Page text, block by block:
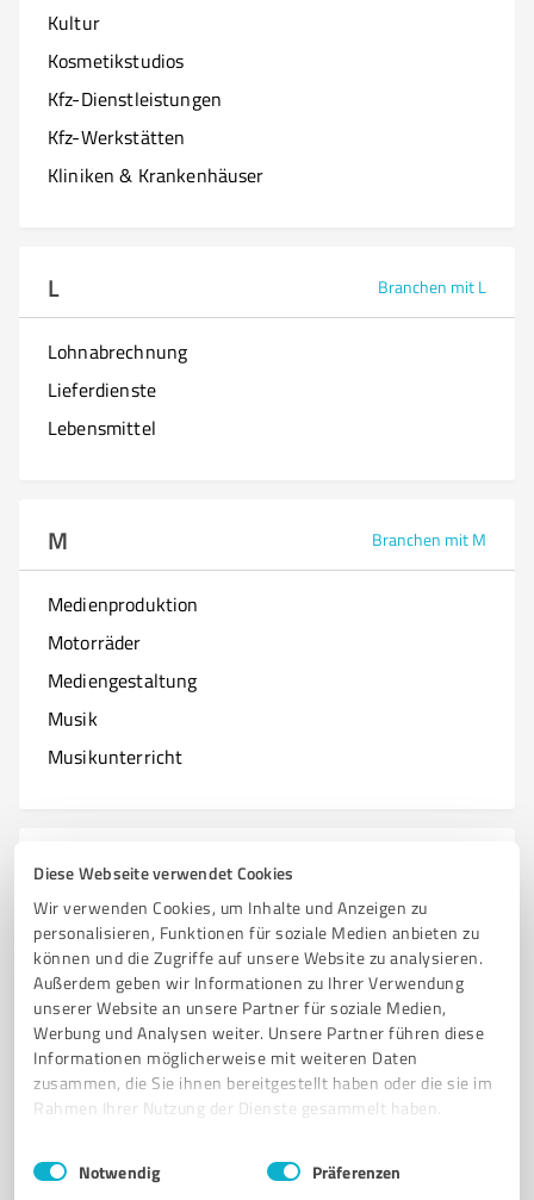
Diese Webseite verwendet Cookies
Wir verwenden Cookies, um Inhalte und Anzeigen zu
personalisieren, Funktionen für soziale Medien anbieten zu
können und die Zugriffe auf unsere Website zu analysieren.
Außerdem geben wir Informationen zu Ihrer Verwendung
unserer Website an unsere Partner für soziale Medien,
Werbung und Analysen weiter. Unsere Partner führen diese
Informationen möglicherweise mit weiteren Daten
zusammen, die Sie ihnen bereitgestellt haben oder die sie im
Rahmen Ihrer Nutzung der Dienste gesammelt haben.
Impressum Datenschutzbestimmungen
Einwilligungsauswahl
Notwendig Präferenzen
Kultur
Kosmetikstudios
Kfz-Dienstleistungen
Kfz-Werkstätten
Kliniken & Krankenhäuser
L Branchen mit L
Lohnabrechnung
Lieferdienste
Lebensmittel
M Branchen mit M
Medienproduktion
Motorräder
Mediengestaltung
Musik
Musikunterricht
N
Natur & Umwelt
Nagelstudios
O Branchen mit O
Optiker